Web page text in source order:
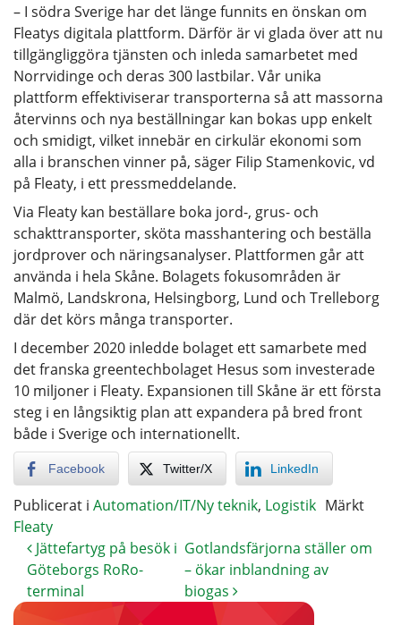
– I södra Sverige har det länge funnits en önskan om
Fleatys digitala plattform. Därför är vi glada över att nu
tillgängliggöra tjänsten och inleda samarbetet med
Norrvidinge och deras 300 lastbilar. Vår unika
plattform effektiviserar transporterna så att massorna
återvinns och nya beställningar kan bokas upp enkelt
och smidigt, vilket innebär en cirkulär ekonomi som
alla i branschen vinner på, säger Filip Stamenkovic, vd
på Fleaty, i ett pressmeddelande.
Via Fleaty kan beställare boka jord-, grus- och
schakttransporter, sköta masshantering och beställa
jordprover och näringsanalyser. Plattformen går att
använda i hela Skåne. Bolagets fokusområden är
Malmö, Landskrona, Helsingborg, Lund och Trelleborg
där det körs många transporter.
I december 2020 inledde bolaget ett samarbete med
det franska greentechbolaget Hesus som investerade
10 miljoner i Fleaty. Expansionen till Skåne är ett första
steg i en långsiktig plan att expandera på bred front
både i Sverige och internationellt.
Facebook Twitter/X LinkedIn
Publicerat i Automation/IT/Ny teknik, Logistik Märkt
Fleaty
Jättefartyg på besök i
Göteborgs RoRo-
terminal
Gotlandsfärjorna ställer om
– ökar inblandning av
biogas